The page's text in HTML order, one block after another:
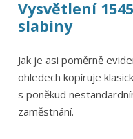
Vysvětlení
slabiny
Jak je asi poměrně
ohledech kopíruje
s poněkud
zaměstnání.